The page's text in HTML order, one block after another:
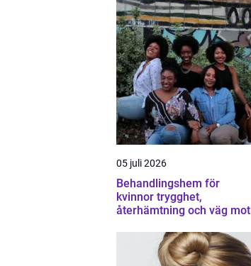
05 juli 2026
Behandlingshem för
kvinnor trygghet,
återhämtning och väg mot